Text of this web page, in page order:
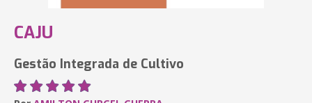
CAJU
Gestão Integrada de Cultivo